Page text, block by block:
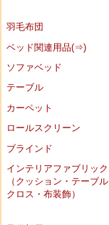
羽毛布団
ベッド関連用品(⇒)
ソファベッド
テーブル
カーペット
ロールスクリーン
ブラインド
インテリアファブリック
（クッション・テーブル
クロス・布装飾）